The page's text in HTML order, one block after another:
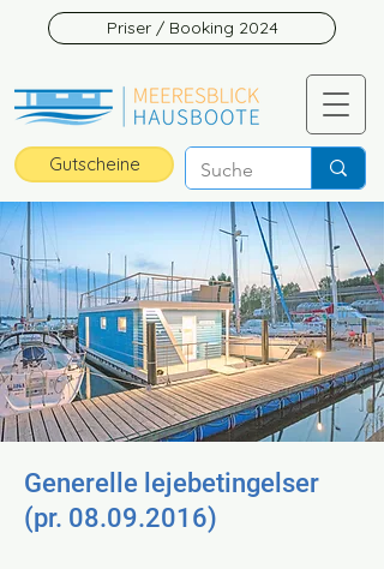
Gutscheine
Priser / Booking 2024
Generelle lejebetingelser
(pr. 08.09.2016)